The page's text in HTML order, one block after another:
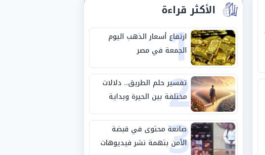
الأكثر قراءة
1
ارتفاع أسعار الذهب اليوم
الجمعة في مصر
2
تفسير حلم الطريق.. دلالات
مختلفة بين الحيرة وبداية
مرحلة جديدة
3
صانعة محتوى في قبضة
الأمن بتهمة نشر فيديوهات